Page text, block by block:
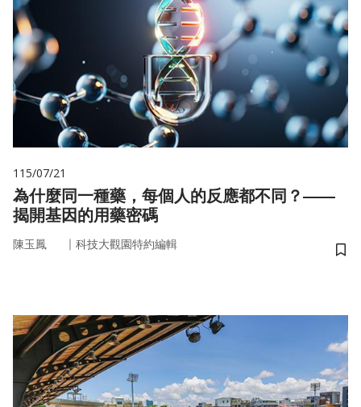
115/07/21
為什麼同一種藥，每個人的反應都不同？——
揭開基因的用藥密碼
陳玉鳳 ｜ 科技大觀園特約編輯
儲